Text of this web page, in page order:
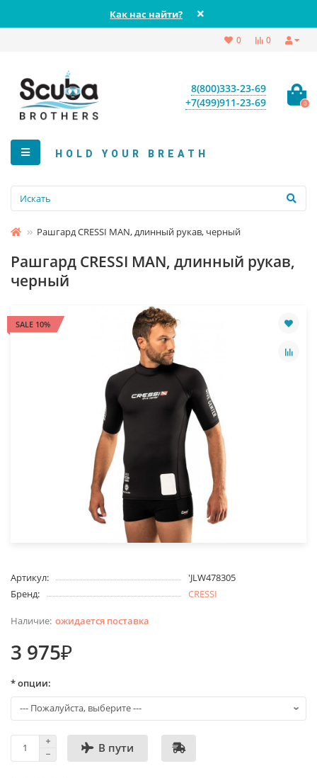
Как нас найти?
0
0
8(800)333-23-69
+7(499)911-23-69
0
HOLD YOUR BREATH
Рашгард CRESSI MAN, длинный рукав, черный
Рашгард CRESSI MAN, длинный рукав,
черный
SALE 10%
Артикул:
'JLW478305
Бренд:
CRESSI
ожидается поставка
3 975₽
* опции:
В пути